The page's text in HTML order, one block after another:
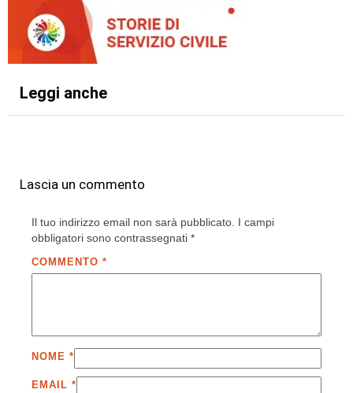
Leggi anche
Lascia un commento
Il tuo indirizzo email non sarà pubblicato. I campi
obbligatori sono contrassegnati *
COMMENTO *
NOME *
EMAIL *